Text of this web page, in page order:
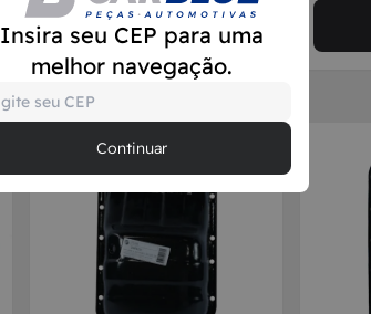
Insira seu CEP para uma
melhor navegação.
Continuar
Comprar agora